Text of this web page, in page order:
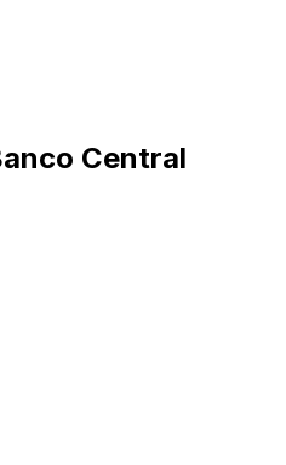
Central